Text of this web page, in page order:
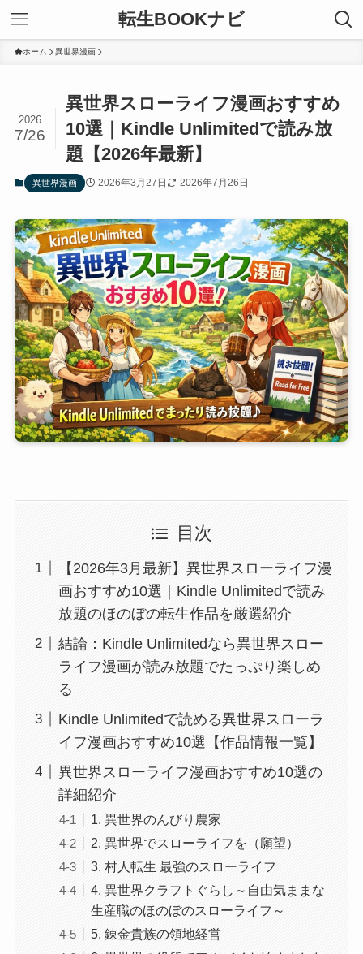
転生BOOKナビ
ホーム 異世界漫画
異世界スローライフ漫画おすすめ
10選｜Kindle Unlimitedで読み放
題【2026年最新】
2026
7/26
異世界漫画 2026年3月27日 2026年7月26日
目次
【2026年3月最新】異世界スローライフ漫
画おすすめ10選｜Kindle Unlimitedで読み
放題のほのぼの転生作品を厳選紹介
結論：Kindle Unlimitedなら異世界スロー
ライフ漫画が読み放題でたっぷり楽しめ
る
Kindle Unlimitedで読める異世界スローラ
イフ漫画おすすめ10選【作品情報一覧】
異世界スローライフ漫画おすすめ10選の
詳細紹介
1. 異世界のんびり農家
2. 異世界でスローライフを（願望）
3. 村人転生 最強のスローライフ
4. 異世界クラフトぐらし～自由気ままな
生産職のほのぼのスローライフ～
5. 錬金貴族の領地経営